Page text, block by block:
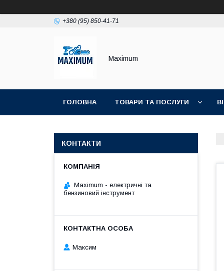
+380 (95) 850-41-71
Maximum
ГОЛОВНА ТОВАРИ ТА ПОСЛУГИ
КОНТАКТИ
Maximum - електричні та
бензиновий інструмент
Максим